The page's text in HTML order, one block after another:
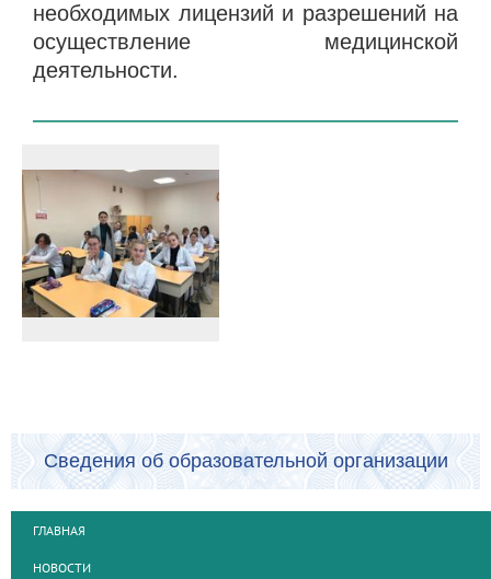
необходимых лицензий и разрешений на
осуществление медицинской
деятельности.
Сведения об образовательной организации
ГЛАВНАЯ
НОВОСТИ